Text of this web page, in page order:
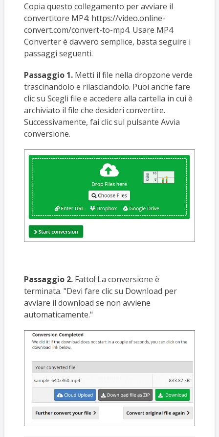
Copia questo collegamento per avviare il
convertitore MP4: https://video.online-
convert.com/convert-to-mp4. Usare MP4
Converter è davvero semplice, basta seguire i
passaggi seguenti.
Passaggio 1.Metti il file nella dropzone verde
trascinandolo e rilasciandolo. Puoi anche fare
clic su Scegli file e accedere alla cartella in cui è
archiviato il file che desideri convertire.
Successivamente, fai clic sul pulsante Avvia
conversione.
Passaggio 2.Fatto! La conversione è
terminata. "Devi fare clic su Download per
avviare il download se non avviene
automaticamente."